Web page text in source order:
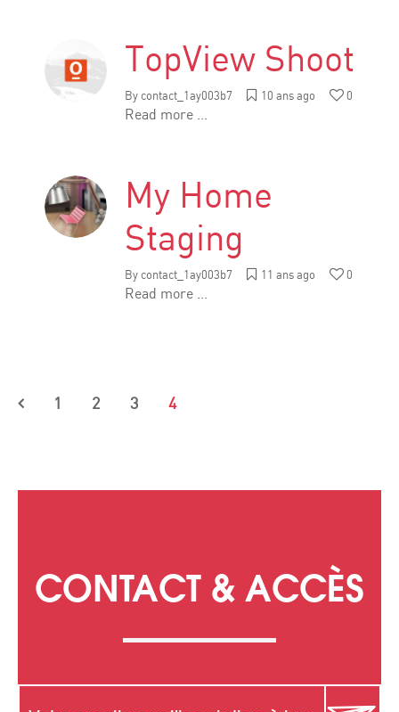
TopView Shoot
By contact_1ay003b7 10 ans ago 0
Read more ...
My Home
Staging
By contact_1ay003b7 11 ans ago 0
Read more ...
1 2 3 4
CONTACT & ACCÈS